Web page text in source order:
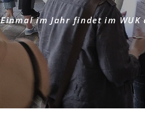
Einmal im Jahr findet im